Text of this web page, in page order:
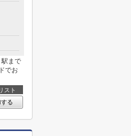
駅まで
でお
スト
る